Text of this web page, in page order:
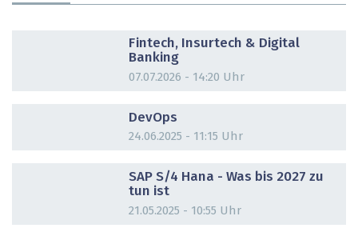
Fintech, Insurtech & Digital
Banking
07.07.2026 - 14:20 Uhr
DevOps
24.06.2025 - 11:15 Uhr
SAP S/4 Hana - Was bis 2027 zu
tun ist
21.05.2025 - 10:55 Uhr